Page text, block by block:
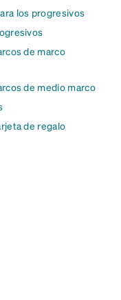
los progresivos
de marco
de medio marco
de regalo